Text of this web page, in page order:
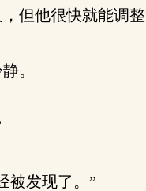
但他很快就能调整
。
被发现了。”